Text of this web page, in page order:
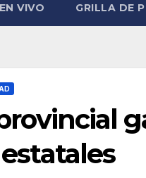
VIVO GRILLA DE